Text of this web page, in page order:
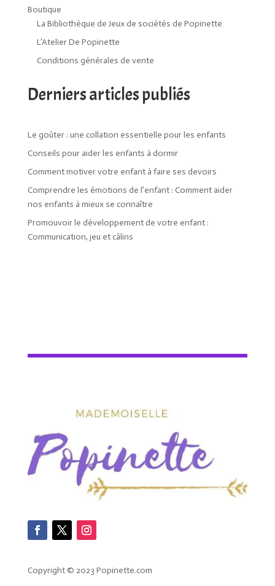
Boutique
La Bibliothèque de Jeux de sociétés de Popinette
L’Atelier De Popinette
Conditions générales de vente
Derniers articles publiés
Le goûter : une collation essentielle pour les enfants
Conseils pour aider les enfants à dormir
Comment motiver votre enfant à faire ses devoirs
Comprendre les émotions de l’enfant : Comment aider
nos enfants à mieux se connaître
Promouvoir le développement de votre enfant :
Communication, jeu et câlins
Copyright © 2023 Popinette.com